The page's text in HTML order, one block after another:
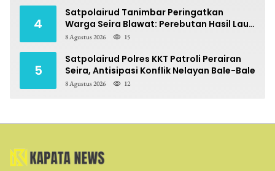
4
Satpolairud Tanimbar Peringatkan
Warga Seira Blawat: Perebutan Hasil Laut
Berpotensi Pidana
8 Agustus 2026 15
5
Satpolairud Polres KKT Patroli Perairan
Seira, Antisipasi Konflik Nelayan Bale-Bale
8 Agustus 2026 12